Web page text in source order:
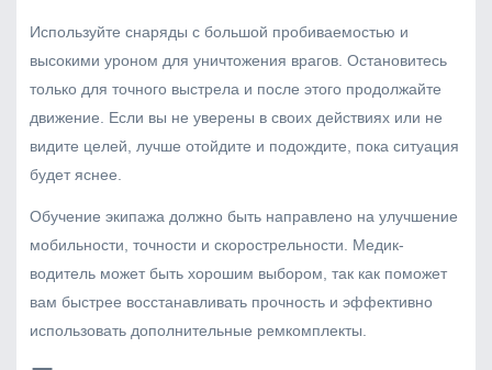
Используйте снаряды с большой пробиваемостью и
высокими уроном для уничтожения врагов. Остановитесь
только для точного выстрела и после этого продолжайте
движение. Если вы не уверены в своих действиях или не
видите целей, лучше отойдите и подождите, пока ситуация
будет яснее.
Обучение экипажа должно быть направлено на улучшение
мобильности, точности и скорострельности. Медик-
водитель может быть хорошим выбором, так как поможет
вам быстрее восстанавливать прочность и эффективно
использовать дополнительные ремкомплекты.